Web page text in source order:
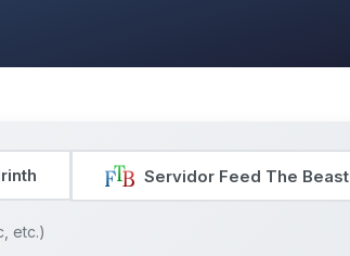
Servidor Feed The Beast
etc.)